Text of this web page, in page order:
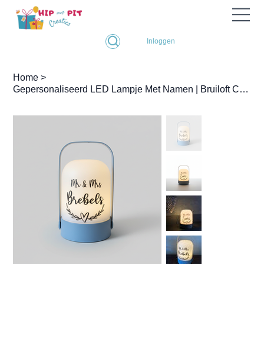
Inloggen
Home >
Gepersonaliseerd LED Lampje Met Namen | Bruiloft Cadeau | 20cm